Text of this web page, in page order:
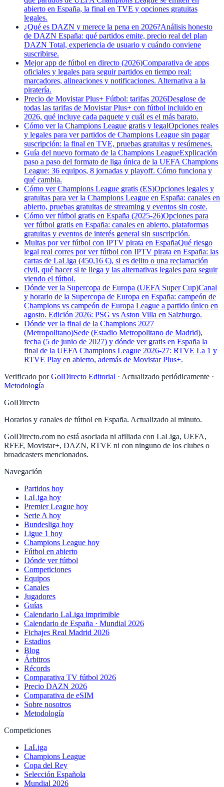
abierto en España, la final en TVE y opciones gratuitas
legales.
¿Qué es DAZN y merece la pena en 2026?Análisis honesto
de DAZN España: qué partidos emite, precio real del plan
DAZN Total, experiencia de usuario y cuándo conviene
suscribirse.
Mejor app de fútbol en directo (2026)Comparativa de apps
oficiales y legales para seguir partidos en tiempo real:
marcadores, alineaciones y notificaciones. Alternativa a la
piratería.
Precio de Movistar Plus+ Fútbol: tarifas 2026Desglose de
todas las tarifas de Movistar Plus+ con fútbol incluido en
2026, qué incluye cada paquete y cuál es el más barato.
Cómo ver la Champions League gratis y legalOpciones reales
y legales para ver partidos de Champions League sin pagar
suscripción: la final en TVE, pruebas gratuitas y resúmenes.
Guía del nuevo formato de la Champions LeagueExplicación
paso a paso del formato de liga única de la UEFA Champions
League: 36 equipos, 8 jornadas y playoff. Cómo funciona y
qué cambia.
Cómo ver Champions League gratis (ES)Opciones legales y
gratuitas para ver la Champions League en España: canales en
abierto, pruebas gratuitas de streaming y eventos sin coste.
Cómo ver fútbol gratis en España (2025-26)Opciones para
ver fútbol gratis en España: canales en abierto, plataformas
gratuitas y eventos de interés general sin suscripción.
Multas por ver fútbol con IPTV pirata en EspañaQué riesgo
legal real corres por ver fútbol con IPTV pirata en España: las
cartas de LaLiga (450,16 €), si es delito o una reclamación
civil, qué hacer si te llega y las alternativas legales para seguir
viendo el fútbol.
Dónde ver la Supercopa de Europa (UEFA Super Cup)Canal
y horario de la Supercopa de Europa en España: campeón de
Champions vs campeón de Europa League a partido único en
agosto. Edición 2026: PSG vs Aston Villa en Salzburgo.
Dónde ver la final de la Champions 2027
(Metropolitano)Sede (Estadio Metropolitano de Madrid),
fecha (5 de junio de 2027) y dónde ver gratis en España la
final de la UEFA Champions League 2026-27: RTVE La 1 y
RTVE Play en abierto, además de Movistar Plus+.
Verificado por GolDirecto Editorial · Actualizado periódicamente ·
Metodología
GolDirecto
Horarios y canales de fútbol en España. Actualizado al minuto.
GolDirecto.com no está asociada ni afiliada con LaLiga, UEFA,
RFEF, Movistar+, DAZN, RTVE ni con ninguno de los clubes o
broadcasters mencionados.
Navegación
Partidos hoy
LaLiga hoy
Premier League hoy
Serie A hoy
Bundesliga hoy
Ligue 1 hoy
Champions League hoy
Fútbol en abierto
Dónde ver fútbol
Competiciones
Equipos
Canales
Jugadores
Guías
Calendario LaLiga imprimible
Calendario de España · Mundial 2026
Fichajes Real Madrid 2026
Estadios
Blog
Árbitros
Récords
Comparativa TV fútbol 2026
Precio DAZN 2026
Comparativa de eSIM
Sobre nosotros
Metodología
Competiciones
LaLiga
Champions League
Copa del Rey
Selección Española
Mundial 2026